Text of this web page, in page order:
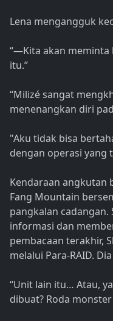
Lena mengangguk
“—Kita akan
itu.”
“Milizé sangat
menenangkan diri
"Aku tidak bisa
dengan operasi yang
Kendaraan angkutan
Fang Mountain
pangkalan
informasi dan
pembacaan terakhir,
melalui Para-RAID.
“Unit lain itu… Atau,
dibuat? Roda